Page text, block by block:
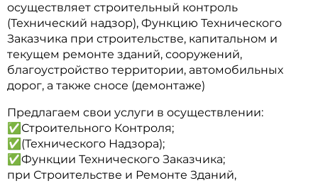
осуществляет строительный контроль
(Технический надзор), Функцию Технического
Заказчика при строительстве, капитальном и
текущем ремонте зданий, сооружений,
благоустройство территории, автомобильных
дорог, а также сносе (демонтаже)
Предлагаем свои услуги в осуществлении:
✅Строительного Контроля;
✅(Технического Надзора);
✅Функции Технического Заказчика;
при Строительстве и Ремонте Зданий,